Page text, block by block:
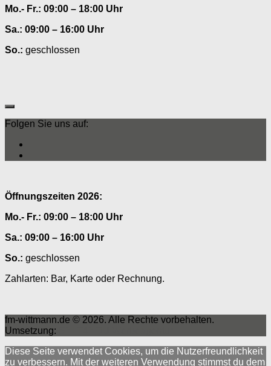
Mo.- Fr.: 09:00 – 18:00 Uhr
Sa.: 09:00 – 16:00 Uhr
So.: geschlossen
Folgen Sie uns auf:
Öffnungszeiten 2026:
Mo.- Fr.: 09:00 – 18:00 Uhr
Sa.: 09:00 – 16:00 Uhr
So.: geschlossen
Zahlarten: Bar, Karte oder Rechnung.
fm-wittmann.de © 2026. Alle Rechte vorbehalten.
Umsetzung:
Diese Seite verwendet Cookies, um die Nutzerfreundlichkeit
zu verbessern. Mit der weiteren Verwendung stimmst du dem